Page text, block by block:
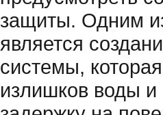
защиты. Одним
является
системы,
излишков воды и